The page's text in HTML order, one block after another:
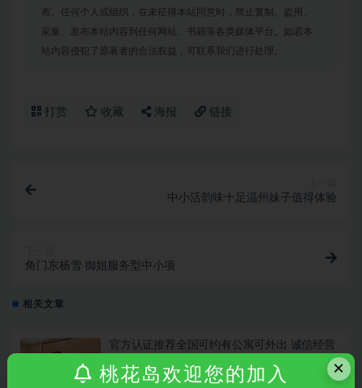
布。任何个人或组织，在未征得本站同意时，禁止复制、盗用、
采集、发布本站内容到任何网站、书籍等各类媒体平台。如若本
站内容侵犯了原著者的合法权益，可联系我们进行处理。
打赏 收藏 海报 链接
中小活韵味十足温州妹子值得体验
角门东杨雪 御姐服务型中小项
相关文章
官方认证推荐全国可约有公寓可外出 诚信经营
价格实惠 满意付款 极品学生妹 嫩模 萝莉白虎
舞蹈瑜伽老师……
上海 8 小时前
×
桃花岛欢迎您的加入